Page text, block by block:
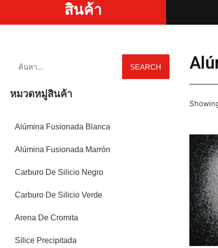
สินค้า
SEARCH
หมวดหมู่สินค้า
Alúmina Fusionada Blanca
Alúmina Fusionada Marrón
Carburo De Silicio Negro
Carburo De Silicio Verde
Arena De Cromita
Sílice Precipitada